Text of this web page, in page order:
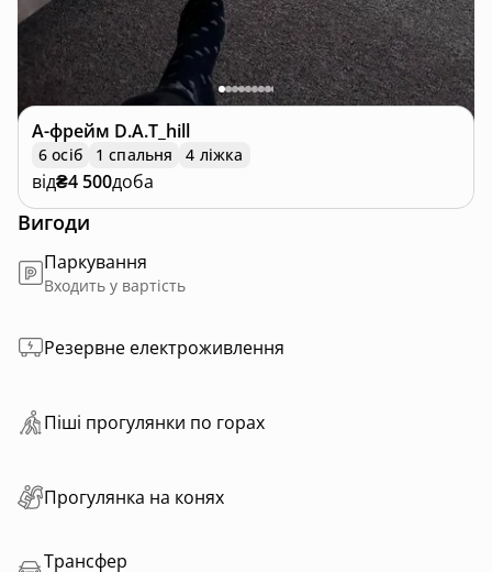
А-фрейм D.A.T_hill
6 осіб 1 спальня 4 ліжка
від₴4 500доба
Вигоди
Паркування
Входить у вартість
Резервне електроживлення
Пiшi прoгулянки пo горах
Прогулянка на конях
Трансфер